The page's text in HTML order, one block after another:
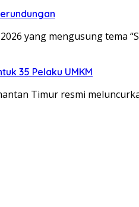
yang mengusung tema
35 Pelaku UMKM
Timur resmi